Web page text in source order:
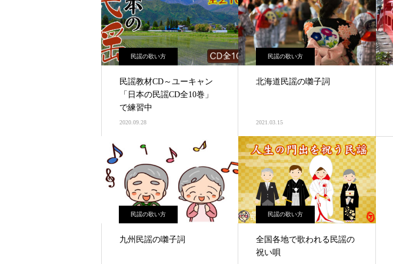
民謡の歌い方
民謡教材CD～ユーキャン
「日本の民謡CD全10巻」
で練習中
2020.09.28
民謡の歌い方
北海道民謡の囃子詞
2021.03.15
民謡の歌い方
九州民謡の囃子詞
民謡の歌い方
全国各地で歌われる民謡の
祝い唄